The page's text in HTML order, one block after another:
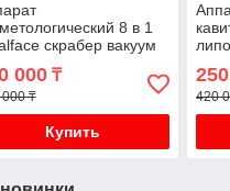
8 в 1
скрабер вакуум
ген спреер
RF фонофорез
000₸
₸
Купить
420